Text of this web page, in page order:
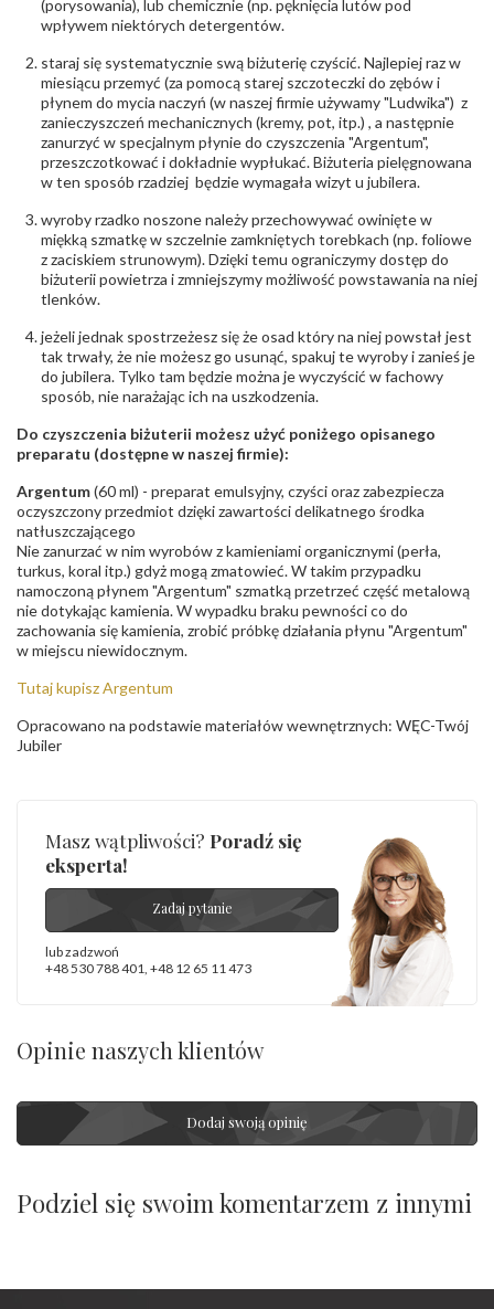
(porysowania), lub chemicznie (np. pęknięcia lutów pod
wpływem niektórych detergentów.
staraj się systematycznie swą biżuterię czyścić. Najlepiej raz w
miesiącu przemyć (za pomocą starej szczoteczki do zębów i
płynem do mycia naczyń (w naszej firmie używamy "Ludwika") z
zanieczyszczeń mechanicznych (kremy, pot, itp.) , a następnie
zanurzyć w specjalnym płynie do czyszczenia "Argentum",
przeszczotkować i dokładnie wypłukać. Biżuteria pielęgnowana
w ten sposób rzadziej będzie wymagała wizyt u jubilera.
wyroby rzadko noszone należy przechowywać owinięte w
miękką szmatkę w szczelnie zamkniętych torebkach (np. foliowe
z zaciskiem strunowym). Dzięki temu ograniczymy dostęp do
biżuterii powietrza i zmniejszymy możliwość powstawania na niej
tlenków.
jeżeli jednak spostrzeżesz się że osad który na niej powstał jest
tak trwały, że nie możesz go usunąć, spakuj te wyroby i zanieś je
do jubilera. Tylko tam będzie można je wyczyścić w fachowy
sposób, nie narażając ich na uszkodzenia.
Do czyszczenia biżuterii możesz użyć poniżego opisanego
preparatu (dostępne w naszej firmie):
Argentum(60 ml) - preparat emulsyjny, czyści oraz zabezpiecza
oczyszczony przedmiot dzięki zawartości delikatnego środka
natłuszczającego
Nie zanurzać w nim wyrobów z kamieniami organicznymi (perła,
turkus, koral itp.) gdyż mogą zmatowieć. W takim przypadku
namoczoną płynem "Argentum" szmatką przetrzeć część metalową
nie dotykając kamienia. W wypadku braku pewności co do
zachowania się kamienia, zrobić próbkę działania płynu "Argentum"
w miejscu niewidocznym.
Tutaj kupisz Argentum
Opracowano na podstawie materiałów wewnętrznych: WĘC-Twój
Jubiler
Masz wątpliwości? Poradź się
eksperta!
Zadaj pytanie
lub zadzwoń
+48 530 788 401 +48 12 65 11 473
Opinie naszych klientów
Dodaj swoją opinię
Podziel się swoim komentarzem z innymi